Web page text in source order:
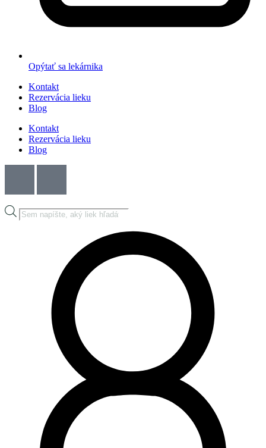
Opýtať sa lekárnika
Kontakt
Rezervácia lieku
Blog
Kontakt
Rezervácia lieku
Blog
Products
search